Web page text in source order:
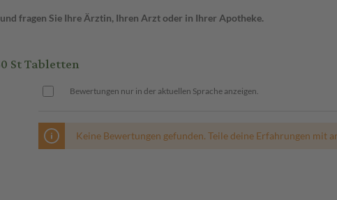
fragen Sie Ihre Ärztin, Ihren Arzt oder in Ihrer Apotheke.
St Tabletten
Bewertungen nur in der aktuellen Sprache anzeigen.
Keine Bewertungen gefunden. Teile deine Erfahrungen mit